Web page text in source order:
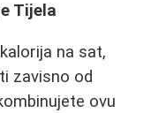
Tijela
na sat,
zavisno od
ovu